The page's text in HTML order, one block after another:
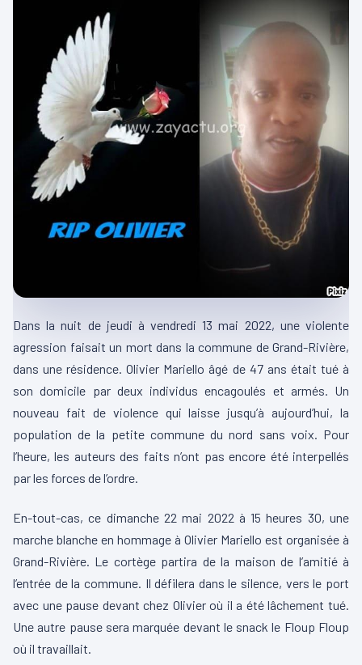
Dans la nuit de jeudi à vendredi 13 mai 2022, une violente
agression faisait un mort dans la commune de Grand-Rivière,
dans une résidence. Olivier Mariello âgé de 47 ans était tué à
son domicile par deux individus encagoulés et armés. Un
nouveau fait de violence qui laisse jusqu’à aujourd’hui, la
population de la petite commune du nord sans voix. Pour
l’heure, les auteurs des faits n’ont pas encore été interpellés
par les forces de l’ordre.
En-tout-cas, ce dimanche 22 mai 2022 à 15 heures 30, une
marche blanche en hommage à Olivier Mariello est organisée à
Grand-Rivière. Le cortège partira de la maison de l’amitié à
l’entrée de la commune. Il défilera dans le silence, vers le port
avec une pause devant chez Olivier où il a été lâchement tué.
Une autre pause sera marquée devant le snack le Floup Floup
où il travaillait.